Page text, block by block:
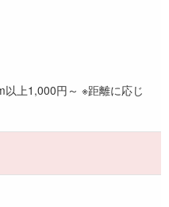
上1,000円～ ※距離に応じ